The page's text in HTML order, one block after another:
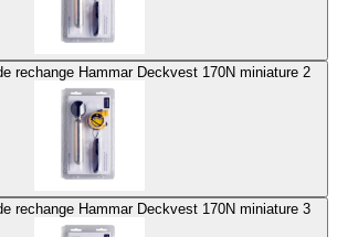
Spinlock ensemble de rechange Hammar Deckvest 170N miniature 2
Spinlock ensemble de rechange Hammar Deckvest 170N miniature 3